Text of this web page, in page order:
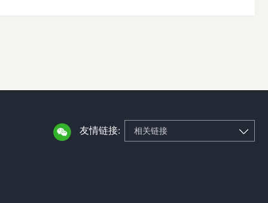
友情链接: 相关链接